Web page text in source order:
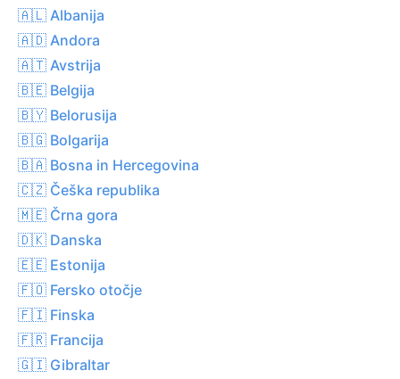
🇦🇱 Albanija
🇦🇩 Andora
🇦🇹 Avstrija
🇧🇪 Belgija
🇧🇾 Belorusija
🇧🇬 Bolgarija
🇧🇦 Bosna in Hercegovina
🇨🇿 Češka republika
🇲🇪 Črna gora
🇩🇰 Danska
🇪🇪 Estonija
🇫🇴 Fersko otočje
🇫🇮 Finska
🇫🇷 Francija
🇬🇮 Gibraltar